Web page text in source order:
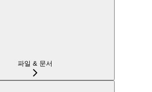
파일 & 문서